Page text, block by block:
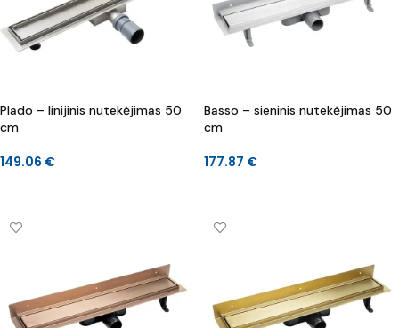
Plado – linijinis nutekėjimas 50
cm
149.06 €
Basso – sieninis nutekėjimas 50
cm
177.87 €